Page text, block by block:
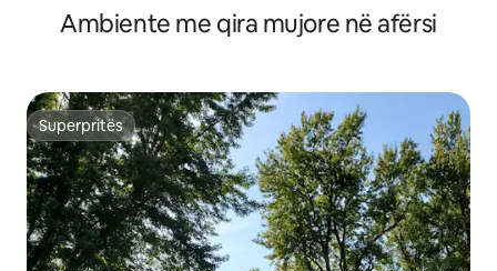
Ambiente me qira mujore në afërsi
Superpritës
Superpritës